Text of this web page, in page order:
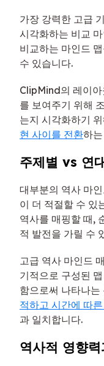
가장 강력한 고급
시각화하는 비교
비교하는 마인드
수 있습니다.
ClipMind의 레이아
를 보여주기 위해
는지 시각화하기
현 사이를 전환하
주제별 vs 연
대부분의 역사 마
이 더 적절할 수 있
역사를 매핑할 때,
적 발전을 가릴 수
고급 역사 마인드
기적으로 구성된
함으로써 나타나
적하고 시간에 따
과 일치합니다.
역사적 영향